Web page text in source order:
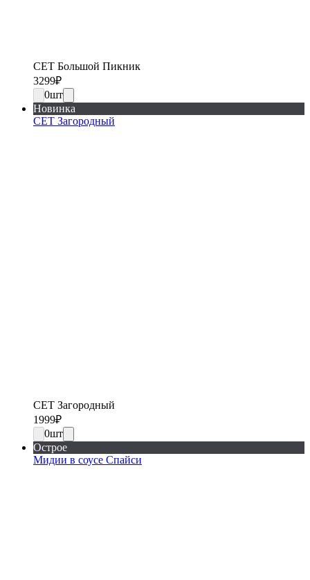
СЕТ Большой Пикник
3299₽
0шт
Новинка
СЕТ Загородный
СЕТ Загородный
1999₽
0шт
Острое
Мидии в соусе Спайси